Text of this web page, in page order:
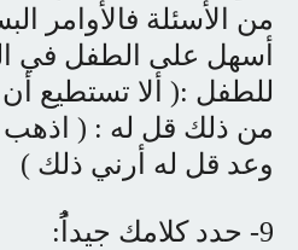
من الأسئلة فالأوامر
أسهل على الطفل في
للطفل :( ألا تستطيع أن
من ذلك قل له : ( اذهب
وعد قل له أرني ذلك )
9- حدد كلامك جيداًُ: